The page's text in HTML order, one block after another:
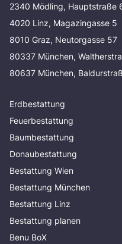
2340 Mödling, Hauptstraße
4020 Linz, Magazingasse 5
8010 Graz, Neutorgasse 57
80337 München,
80637 München,
Erdbestattung
Feuerbestattung
Baumbestattung
Donaubestattung
Bestattung Wien
Bestattung München
Bestattung Linz
Bestattung planen
Benu BoX